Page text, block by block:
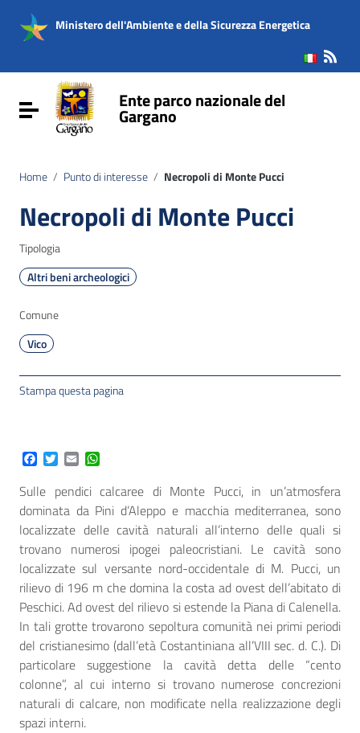
Vai al menu di navigazione
Vai al footer
Ministero dell'Ambiente e della Sicurezza Energetica
Attiva / disattiva la navigazioneEnte parco nazionale del
Gargano
Home / Punto di interesse / Necropoli di Monte Pucci
Necropoli di Monte Pucci
Tipologia
Altri beni archeologici
Comune
Vico
Stampa questa pagina
Facebook
Twitter
Email
Sulle pendici calcaree di Monte Pucci, in un’atmosfera
dominata da Pini d’Aleppo e macchia mediterranea, sono
localizzate delle cavità naturali all’interno delle quali si
trovano numerosi ipogei paleocristiani. Le cavità sono
localizzate sul versante nord-occidentale di M. Pucci, un
rilievo di 196 m che domina la costa ad ovest dell’abitato di
Peschici. Ad ovest del rilievo si estende la Piana di Calenella.
In tali grotte trovarono sepoltura comunità nei primi periodi
del cristianesimo (dall’età Costantiniana all’VIII sec. d. C.). Di
particolare suggestione la cavità detta delle “cento
colonne”, al cui interno si trovano numerose concrezioni
naturali di calcare, non modificate nella realizzazione degli
spazi interni.